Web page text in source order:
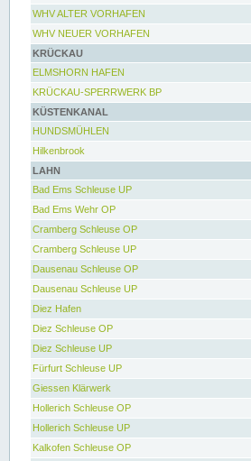
WHV ALTER VORHAFEN
WHV NEUER VORHAFEN
KRÜCKAU
ELMSHORN HAFEN
KRÜCKAU-SPERRWERK BP
KÜSTENKANAL
HUNDSMÜHLEN
Hilkenbrook
LAHN
Bad Ems Schleuse UP
Bad Ems Wehr OP
Cramberg Schleuse OP
Cramberg Schleuse UP
Dausenau Schleuse OP
Dausenau Schleuse UP
Diez Hafen
Diez Schleuse OP
Diez Schleuse UP
Fürfurt Schleuse UP
Giessen Klärwerk
Hollerich Schleuse OP
Hollerich Schleuse UP
Kalkofen Schleuse OP